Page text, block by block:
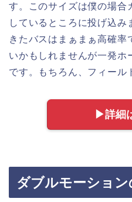
す。このサイズは僕の場合
しているところに投げ込み
きたバスはまぁまぁ高確率
いかもしれませんが一発ホ
です。もちろん、フィール
▶︎詳細
ダブルモーション